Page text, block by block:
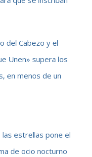
del Cabezo y el
Unen» supera los
en menos de un
las estrellas pone el
de ocio nocturno